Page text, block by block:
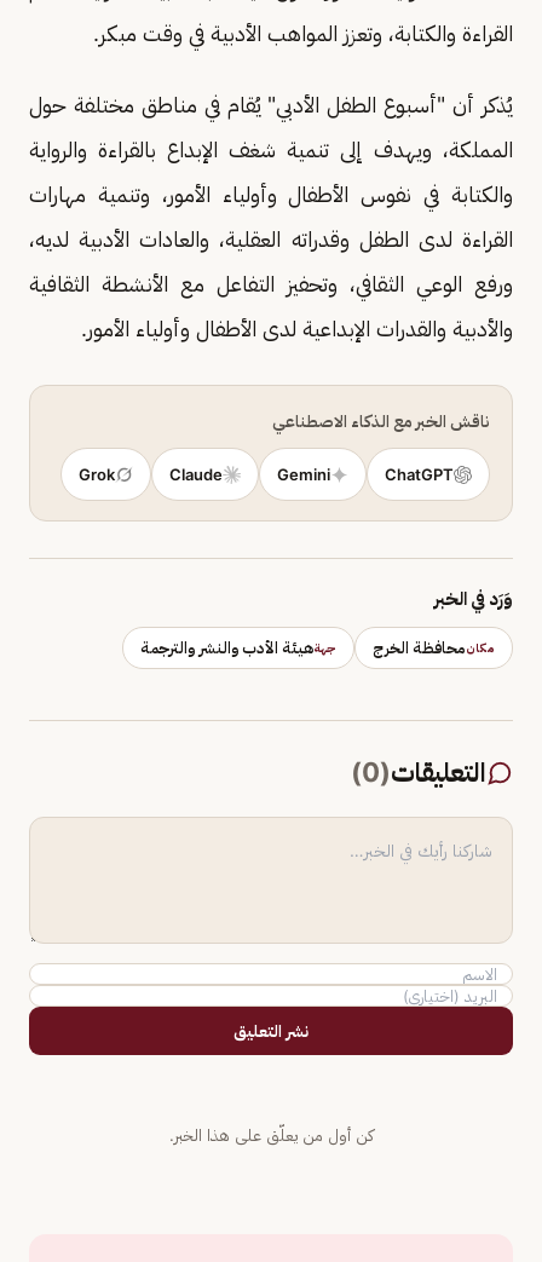
القراءة والكتابة، وتعزز المواهب الأدبية في وقت مبكر.
يُذكر أن "أسبوع الطفل الأدبي" يُقام في مناطق مختلفة حول
المملكة، ويهدف إلى تنمية شغف الإبداع بالقراءة والرواية
والكتابة في نفوس الأطفال وأولياء الأمور، وتنمية مهارات
القراءة لدى الطفل وقدراته العقلية، والعادات الأدبية لديه،
ورفع الوعي الثقافي، وتحفيز التفاعل مع الأنشطة الثقافية
والأدبية والقدرات الإبداعية لدى الأطفال وأولياء الأمور.
ناقش الخبر مع الذكاء الاصطناعي
ChatGPT
Gemini
Claude
Grok
وَرَد في الخبر
مكانمحافظة الخرج جهةهيئة الأدب والنشر والترجمة
التعليقات(
0
)
نشر التعليق
كن أول من يعلّق على هذا الخبر.